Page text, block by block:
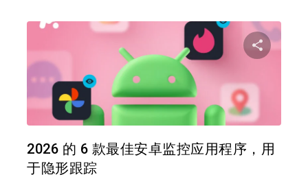
2026 的 6 款最佳安卓监控应用程序，用
于隐形跟踪